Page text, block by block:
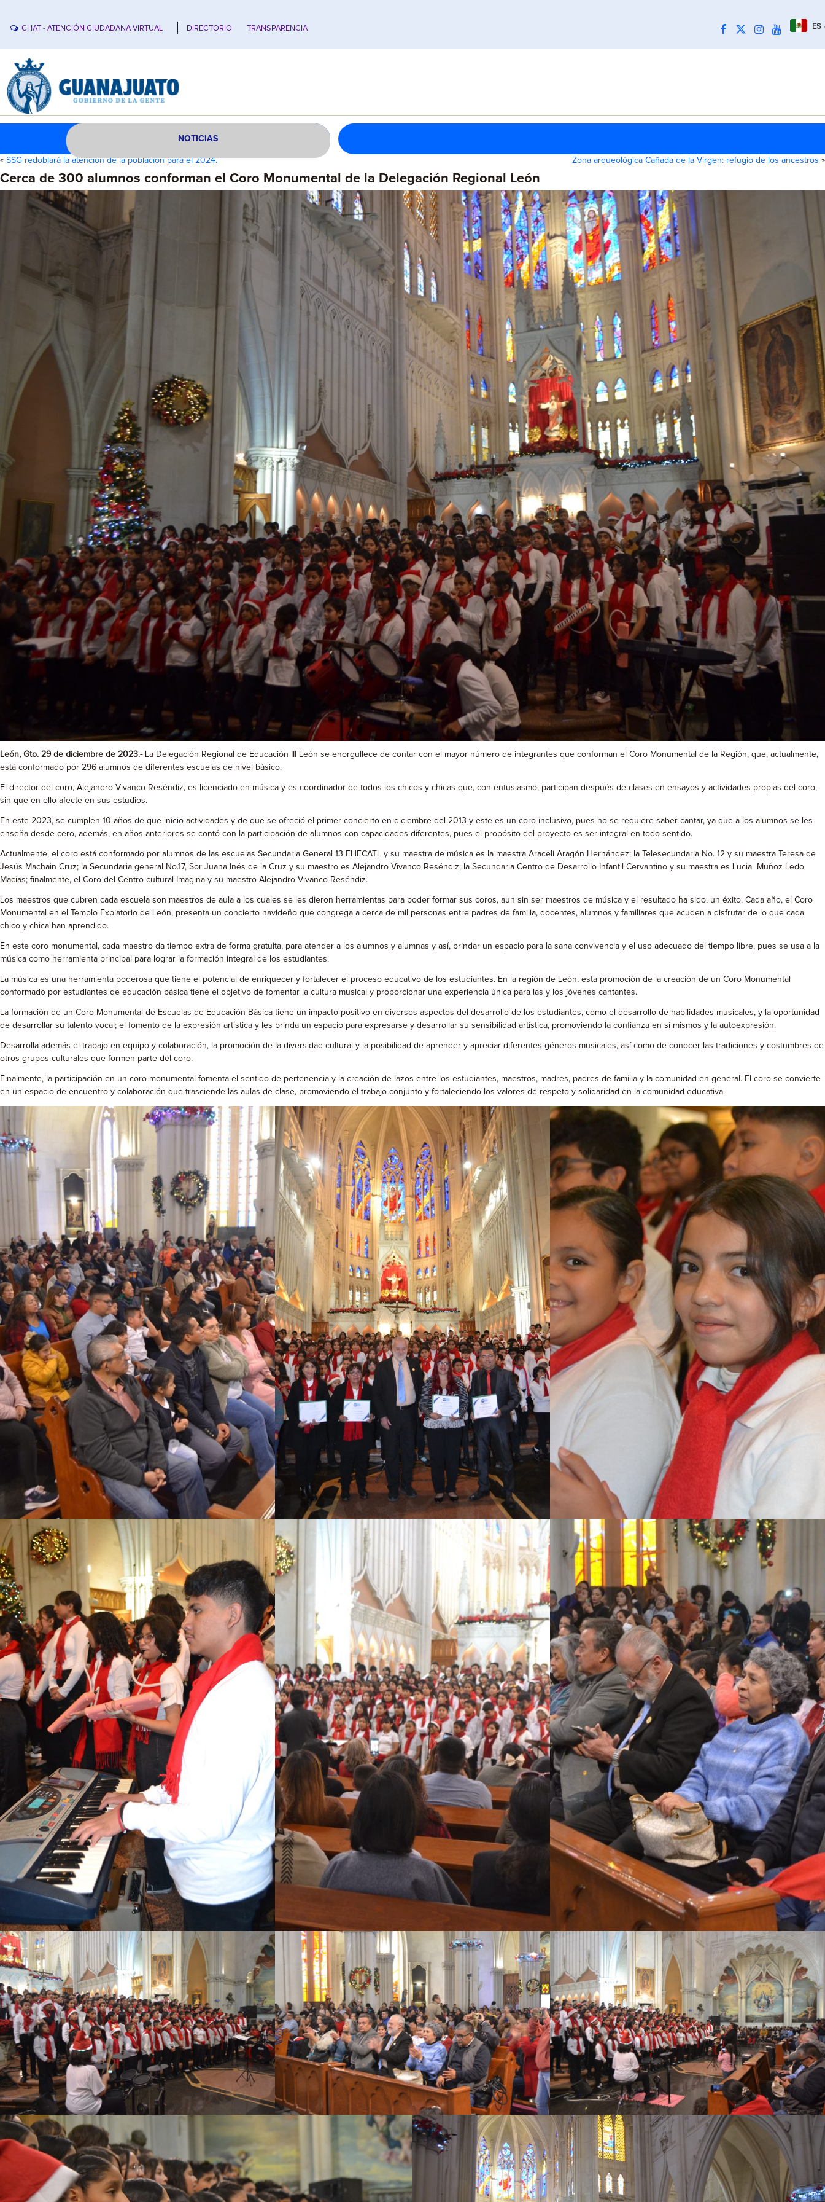
CHAT - ATENCIÓN CIUDADANA VIRTUAL DIRECTORIO TRANSPARENCIA ES
NOTICIAS
« SSG redoblará la atención de la población para el 2024. Zona arqueológica Cañada de la Virgen: refugio de los ancestros »
Cerca de 300 alumnos conforman el Coro Monumental de la Delegación Regional León
León, Gto. 29 de diciembre de 2023.-La Delegación Regional de Educación III León se enorgullece de contar con el mayor número de integrantes que conforman el Coro Monumental de la Región, que, actualmente,
está conformado por 296 alumnos de diferentes escuelas de nivel básico.
El director del coro, Alejandro Vivanco Reséndiz, es licenciado en música y es coordinador de todos los chicos y chicas que, con entusiasmo, participan después de clases en ensayos y actividades propias del coro,
sin que en ello afecte en sus estudios.
En este 2023, se cumplen 10 años de que inicio actividades y de que se ofreció el primer concierto en diciembre del 2013 y este es un coro inclusivo, pues no se requiere saber cantar, ya que a los alumnos se les
enseña desde cero, además, en años anteriores se contó con la participación de alumnos con capacidades diferentes, pues el propósito del proyecto es ser integral en todo sentido.
Actualmente, el coro está conformado por alumnos de las escuelas Secundaria General 13 EHECATL y su maestra de música es la maestra Araceli Aragón Hernández; la Telesecundaria No. 12 y su maestra Teresa de
Jesús Machain Cruz; la Secundaria general No.17, Sor Juana Inés de la Cruz y su maestro es Alejandro Vivanco Reséndiz; la Secundaria Centro de Desarrollo Infantil Cervantino y su maestra es Lucia Muñoz Ledo
Macias; finalmente, el Coro del Centro cultural Imagina y su maestro Alejandro Vivanco Reséndiz.
Los maestros que cubren cada escuela son maestros de aula a los cuales se les dieron herramientas para poder formar sus coros, aun sin ser maestros de música y el resultado ha sido, un éxito. Cada año, el Coro
Monumental en el Templo Expiatorio de León, presenta un concierto navideño que congrega a cerca de mil personas entre padres de familia, docentes, alumnos y familiares que acuden a disfrutar de lo que cada
chico y chica han aprendido.
En este coro monumental, cada maestro da tiempo extra de forma gratuita, para atender a los alumnos y alumnas y así, brindar un espacio para la sana convivencia y el uso adecuado del tiempo libre, pues se usa a la
música como herramienta principal para lograr la formación integral de los estudiantes.
La música es una herramienta poderosa que tiene el potencial de enriquecer y fortalecer el proceso educativo de los estudiantes. En la región de León, esta promoción de la creación de un Coro Monumental
conformado por estudiantes de educación básica tiene el objetivo de fomentar la cultura musical y proporcionar una experiencia única para las y los jóvenes cantantes.
La formación de un Coro Monumental de Escuelas de Educación Básica tiene un impacto positivo en diversos aspectos del desarrollo de los estudiantes, como el desarrollo de habilidades musicales, y la oportunidad
de desarrollar su talento vocal; el fomento de la expresión artística y les brinda un espacio para expresarse y desarrollar su sensibilidad artística, promoviendo la confianza en sí mismos y la autoexpresión.
Desarrolla además el trabajo en equipo y colaboración, la promoción de la diversidad cultural y la posibilidad de aprender y apreciar diferentes géneros musicales, así como de conocer las tradiciones y costumbres de
otros grupos culturales que formen parte del coro.
Finalmente, la participación en un coro monumental fomenta el sentido de pertenencia y la creación de lazos entre los estudiantes, maestros, madres, padres de familia y la comunidad en general. El coro se convierte
en un espacio de encuentro y colaboración que trasciende las aulas de clase, promoviendo el trabajo conjunto y fortaleciendo los valores de respeto y solidaridad en la comunidad educativa.